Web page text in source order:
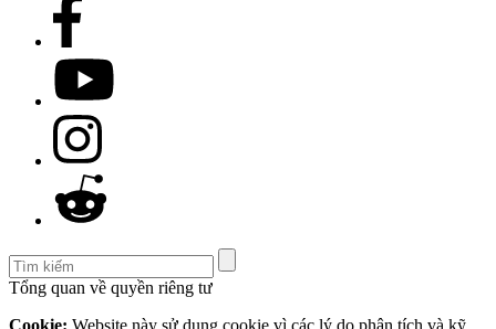
Tổng quan về quyền riêng tư
Cookie: Website này sử dụng cookie vì các lý do phân tích và kỹ